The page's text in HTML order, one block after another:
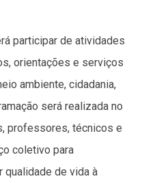
participar de atividades
orientações e serviços
ambiente, cidadania,
será realizada no
professores, técnicos e
coletivo para
qualidade de vida à